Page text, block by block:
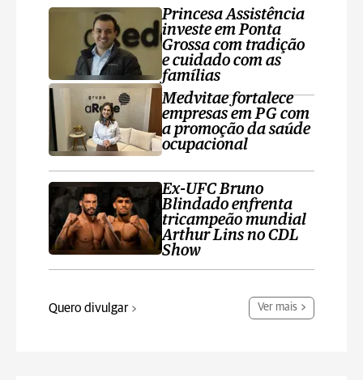
Princesa Assistência
investe em Ponta
Grossa com tradição
e cuidado com as
famílias
Medvitae fortalece
empresas em PG com
a promoção da saúde
ocupacional
Ex-UFC Bruno
Blindado enfrenta
tricampeão mundial
Arthur Lins no CDL
Show
Quero divulgar Ver mais